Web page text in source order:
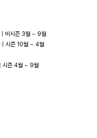
비시즌 3월 ~ 9월
시즌 10월 ~ 4월
즌 4월 ~ 9월